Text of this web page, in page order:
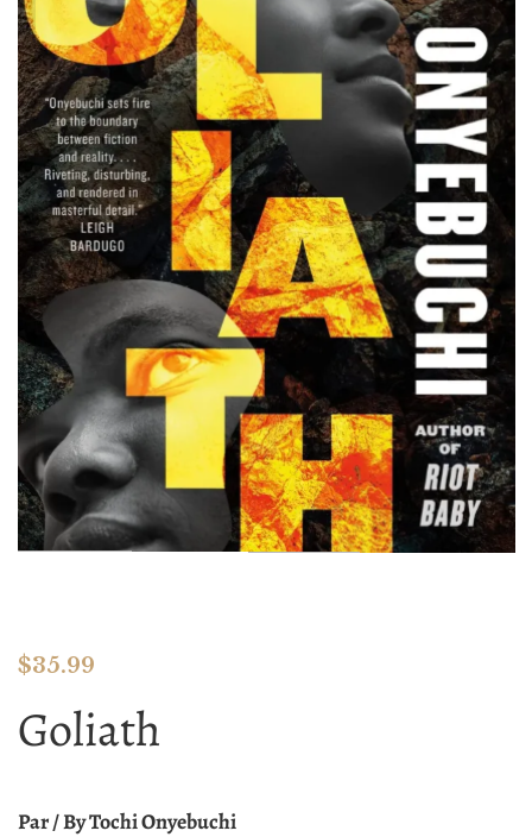
$35.99
Goliath
Par / By Tochi Onyebuchi